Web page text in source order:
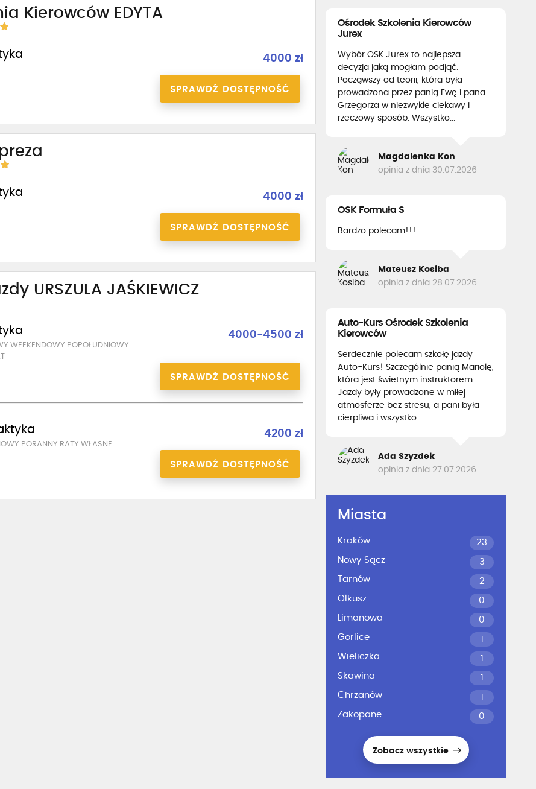
Kierowców EDYTA
4000 zł
SPRAWDŹ DOSTĘPNOŚĆ
4000 zł
SPRAWDŹ DOSTĘPNOŚĆ
URSZULA JAŚKIEWICZ
WEEKENDOWY POPOŁUDNIOWY
4000-4500 zł
SPRAWDŹ DOSTĘPNOŚĆ
PORANNY RATY WŁASNE
4200 zł
SPRAWDŹ DOSTĘPNOŚĆ
Ośrodek Szkolenia Kierowców
Jurex
Wybór OSK Jurex to najlepsza
decyzja jaką mogłam podjąć.
Począwszy od teorii, która była
prowadzona przez panią Ewę i pana
Grzegorza w niezwykle ciekawy i
rzeczowy sposób. Wszystko...
Magdalenka Kon
opinia z dnia 30.07.2026
OSK Formuła S
Bardzo polecam!!! ...
Mateusz Kosiba
opinia z dnia 28.07.2026
Auto-Kurs Ośrodek Szkolenia
Kierowców
Serdecznie polecam szkołę jazdy
Auto-Kurs! Szczególnie panią Mariolę,
która jest świetnym instruktorem.
Jazdy były prowadzone w miłej
atmosferze bez stresu, a pani była
cierpliwa i wszystko...
Ada Szyzdek
opinia z dnia 27.07.2026
Miasta
Kraków
23
Nowy Sącz
3
Tarnów
2
Olkusz
0
Limanowa
0
Gorlice
1
Wieliczka
1
Skawina
1
Chrzanów
1
Zakopane
0
Zobacz wszystkie